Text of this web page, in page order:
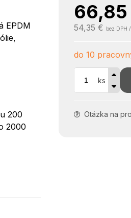
66,85
54,35 € bez DPH
do 10
ks
Otázka na
EPDM
200
2000